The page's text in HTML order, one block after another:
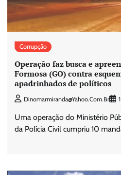
Corrupção
Operação faz busca e
Formosa (GO) contra
apadrinhados de políticos
Dinomarmiranda@yahoo.com.br
Uma operação do Ministério
da Polícia Civil cumpriu 10